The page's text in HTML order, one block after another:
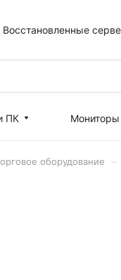
Восстановленные
ПК Мониторы
оборудование